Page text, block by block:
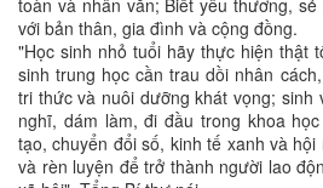
toàn và nhân văn; Biết yêu thương,
với bản thân, gia đình và cộng đồng.
"Học sinh nhỏ tuổi hãy thực hiện thật
sinh trung học cần trau dồi nhân
tri thức và nuôi dưỡng khát vọng; sinh
nghĩ, dám làm, đi đầu trong khoa
tạo, chuyển đổi số, kinh tế xanh và
và rèn luyện để trở thành người lao